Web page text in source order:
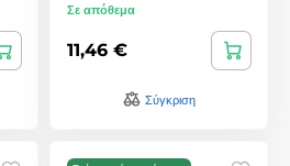
Σε απόθεμα
11,46 €
Σύγκριση